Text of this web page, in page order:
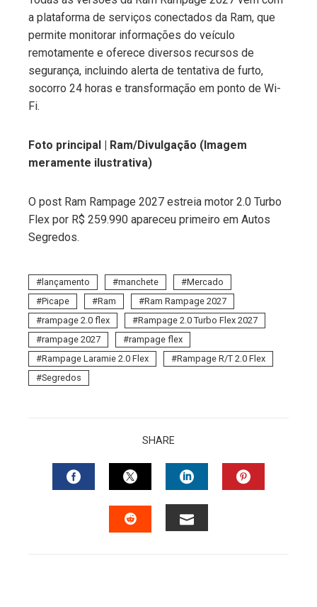
a plataforma de serviços conectados da Ram, que
permite monitorar informações do veículo
remotamente e oferece diversos recursos de
segurança, incluindo alerta de tentativa de furto,
socorro 24 horas e transformação em ponto de Wi-
Fi.
Foto principal | Ram/Divulgação (Imagem
meramente ilustrativa)
O post Ram Rampage 2027 estreia motor 2.0 Turbo
Flex por R$ 259.990 apareceu primeiro em Autos
Segredos.
lançamento manchete
Mercado
Picape
Ram
Ram Rampage 2027
rampage 2.0 flex
Rampage 2.0 Turbo Flex 2027
rampage 2027
rampage flex
Rampage Laramie 2.0 Flex
Rampage R/T 2.0 Flex
Segredos
SHARE
FACEBOOKTWITTERLINKEDIN